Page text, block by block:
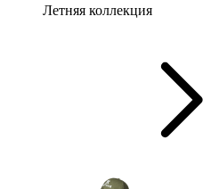
Летняя коллекция